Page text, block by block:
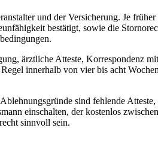
und der Versicherung. Je
bestätigt, sowie die
ärztliche Atteste, Korrespondenz
innerhalb von vier bis acht
sind fehlende
einschalten, der kostenlos
sinnvoll sein.